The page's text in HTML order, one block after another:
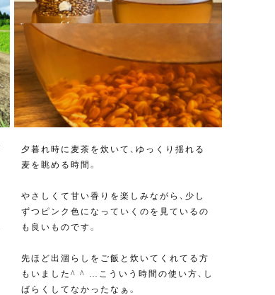
夕暮れ時に麦茶を炊いて、ゆっくり揺れる
麦を眺める時間。
やさしくて甘い香りを楽しみながら、少し
ずつピンク色になっていくのを見ているの
も良いものです。
先ほど出涸らしをご飯と炊いてくれてる方
もいました^ ^ …こういう時間の使い方、し
ばらくしてなかったなぁ。